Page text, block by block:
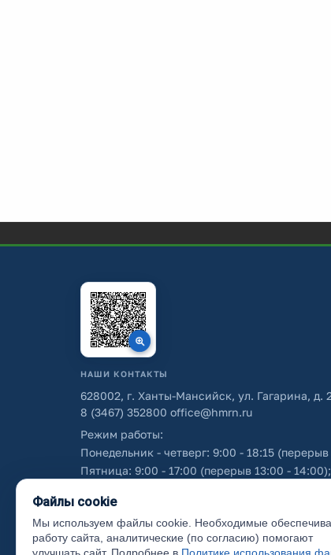
НАШИ КОНТАКТЫ
628002, г. Ханты-Мансийск, ул. Гагарина, д.
8 (3467) 352800 office@hmrn.ru
Режим работы:
Понедельник - четверг: 9:00 - 18:15
Пятница: 9:00 - 17:00 (перерыв 13:00 - 14:00);
Об использовании персональных данных
Файлы cookie
Мы используем файлы cookie. Необходимые
работу сайта, аналитические (по согласию) помогают